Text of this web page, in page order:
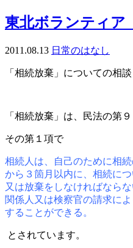
東北ボランティ
2011.08.13 日常のはなし
「相続放棄」についての相
「相続放棄」は、民法の第
その第１項で
相続人は、自己のために相
から３箇月以内に、相続に
又は放棄をしなければなら
関係人又は検察官の請求に
することができる。
とされています。